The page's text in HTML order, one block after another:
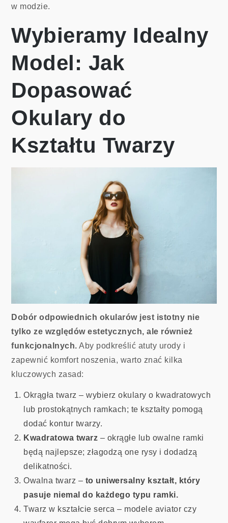
w modzie.
Wybieramy Idealny
Model: Jak
Dopasować
Okulary do
Kształtu Twarzy
Dobór odpowiednich okularów jest istotny nie
tylko ze względów estetycznych, ale również
funkcjonalnych. Aby podkreślić atuty urody i
zapewnić komfort noszenia, warto znać kilka
kluczowych zasad:
Okrągła twarz – wybierz okulary o kwadratowych
lub prostokątnych ramkach; te kształty pomogą
dodać kontur twarzy.
Kwadratowa twarz – okrągłe lub owalne ramki
będą najlepsze; złagodzą one rysy i dodadzą
delikatności.
Owalna twarz – to uniwersalny kształt, który
pasuje niemal do każdego typu ramki.
Twarz w kształcie serca – modele aviator czy